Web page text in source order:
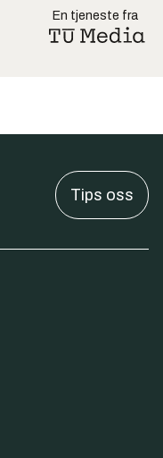
En tjeneste fra
Tips oss